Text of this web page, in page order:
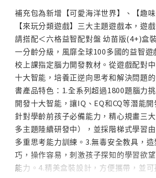
補充包為新增【可愛海洋世界】、【趣
【來玩分類遊戲】三大主題遊戲本，遊
請搭配＜六格益智配對盤 幼苗版(4+)盒
一分齡分級，風靡全球100多國的益智遊
校上課指定腦力開發教材。從遊戲配對
十大智能，培養正逆向思考和解決問題
書產品特色：1.全系列超過1800題腦力
開發十大智能，讓IQ、EQ和CQ等潛能
針對學齡前孩子必備能力，精心規畫三
多主題陸續研發中），並採階梯式學習
多重思考能力訓練。3.無毒安全教具，
巧，操作容易，刺激孩子探知的學習欲
能力。4.精美盒裝設計，方便攜帶，並